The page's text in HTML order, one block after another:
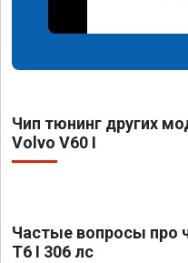
Чип тюнинг других
Volvo V60 I
Частые вопросы про
T6 I 306 лс